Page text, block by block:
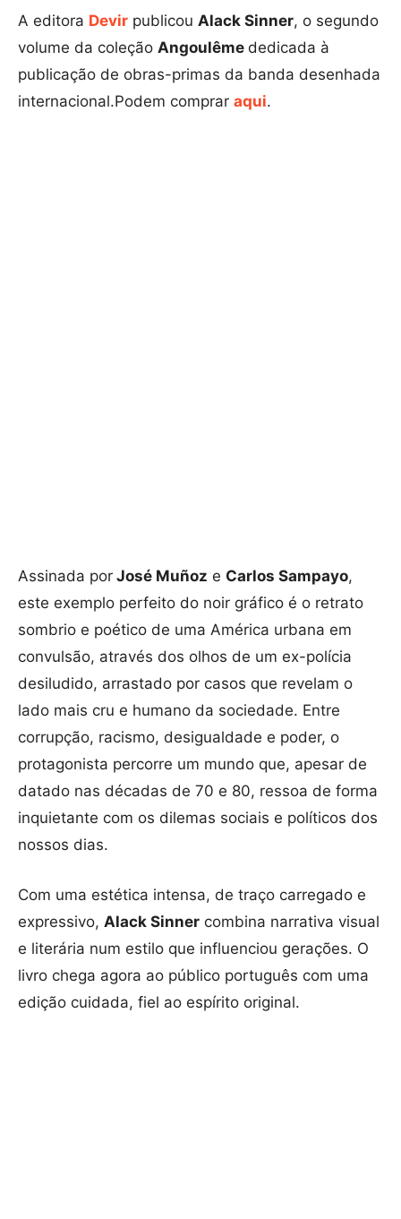
A editora Devir publicou Alack Sinner, o segundo
volume da coleção Angoulême dedicada à
publicação de obras-primas da banda desenhada
internacional.Podem comprar aqui.
Assinada por José Muñoz e Carlos Sampayo,
este exemplo perfeito do noir gráfico é o retrato
sombrio e poético de uma América urbana em
convulsão, através dos olhos de um ex-polícia
desiludido, arrastado por casos que revelam o
lado mais cru e humano da sociedade. Entre
corrupção, racismo, desigualdade e poder, o
protagonista percorre um mundo que, apesar de
datado nas décadas de 70 e 80, ressoa de forma
inquietante com os dilemas sociais e políticos dos
nossos dias.
Com uma estética intensa, de traço carregado e
expressivo, Alack Sinner combina narrativa visual
e literária num estilo que influenciou gerações. O
livro chega agora ao público português com uma
edição cuidada, fiel ao espírito original.